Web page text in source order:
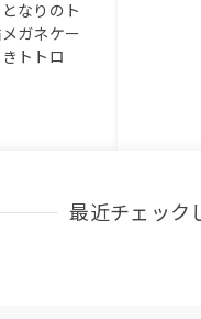
となりのト
ガネケー
トトロ
最近チェック